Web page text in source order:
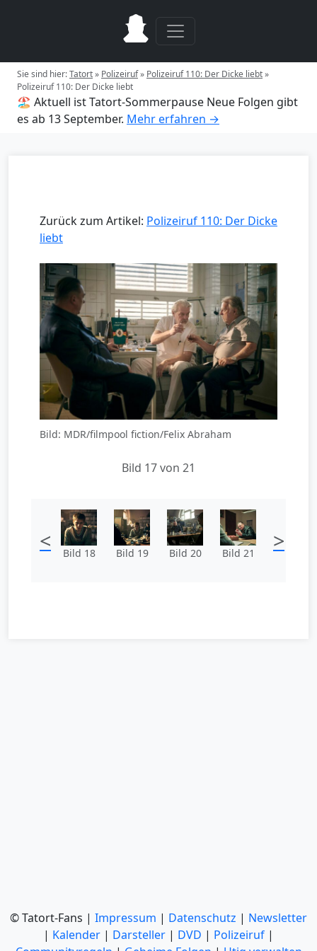
Sie sind hier:Tatort» Polizeiruf» Polizeiruf 110: Der Dicke liebt»
Polizeiruf 110: Der Dicke liebt
🏖️ Aktuell ist Tatort-Sommerpause Neue Folgen gibt
es ab 13 September. Mehr erfahren →
Zurück zum Artikel: Polizeiruf 110: Der Dicke
liebt
Bild: MDR/filmpool fiction/Felix Abraham
Bild 17 von 21
< Bild 18 Bild 19 Bild 20 Bild 21 >
© Tatort-Fans | Impressum | Datenschutz | Newsletter
| Kalender | Darsteller | DVD | Polizeiruf |